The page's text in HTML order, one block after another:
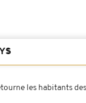
les habitants